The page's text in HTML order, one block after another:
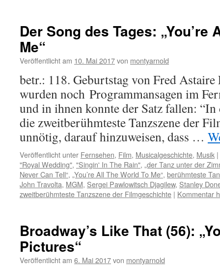
Der Song des Tages: „You’re
Me“
Veröffentlicht am 10. Mai 2017von montyarnold
betr.: 118. Geburtstag von Fred Astaire
wurden noch Programmansagen im
und in ihnen konnte der Satz fallen:
die zweitberühmteste Tanzszene der
unnötig, darauf hinzuweisen, dass …
Veröffentlicht unter Fernsehen, Film, Musicalgeschichte, Musik |
"Royal Wedding", "Singin' In The Rain", „der Tanz unter der
Never Can Tell“, „You’re All The World To Me“, berühmteste
John Travolta, MGM, Sergei Pawlowitsch Djagilew, Stanley
zweitberühmteste Tanzszene der Filmgeschichte | Kommentar
Broadway’s Like That (56):
Pictures“
Veröffentlicht am 6. Mai 2017von montyarnold